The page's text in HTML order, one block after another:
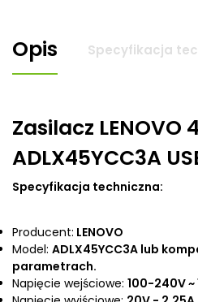
Opis Specyfikacja
Zasilacz LENOVO
ADLX45YCC3A
Specyfikacja techniczna:
Producent: LENOVO
Model: ADLX45YCC3A lub
parametrach.
Napięcie wejściowe: 100-240V